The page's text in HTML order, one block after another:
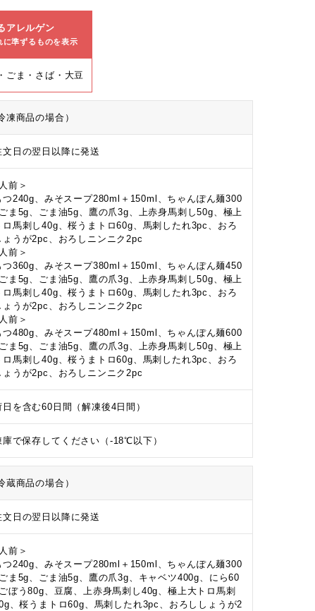
アレルゲン
に準ずるものを表示
ごま・さば・大豆
凍商品の場合）
文日の翌日以降に発送
前＞
つ240g、みそスープ280ml＋150ml、ちゃんぽん麺300
ま5g、ごま油5g、鷹の爪3g、上赤身馬刺し50g、極上
ロ馬刺し40g、桜うまトロ60g、馬刺したれ3pc、おろ
ょうが2pc、おろしニンニク2pc
前＞
つ360g、みそスープ380ml＋150ml、ちゃんぽん麺450
ま5g、ごま油5g、鷹の爪3g、上赤身馬刺し50g、極上
ロ馬刺し40g、桜うまトロ60g、馬刺したれ3pc、おろ
ょうが2pc、おろしニンニク2pc
前＞
つ480g、みそスープ480ml＋150ml、ちゃんぽん麺600
ま5g、ごま油5g、鷹の爪3g、上赤身馬刺し50g、極上
ロ馬刺し40g、桜うまトロ60g、馬刺したれ3pc、おろ
ょうが2pc、おろしニンニク2pc
日を含む60日間（解凍後4日間）
庫で保存してください（-18℃以下）
蔵商品の場合）
文日の翌日以降に発送
前＞
つ240g、みそスープ280ml＋150ml、ちゃんぽん麺300
ま5g、ごま油5g、鷹の爪3g、キャベツ400g、にら60
ぼう80g、豆腐、上赤身馬刺し40g、極上大トロ馬刺
、桜うまトロ60g、馬刺したれ3pc、おろししょうが2